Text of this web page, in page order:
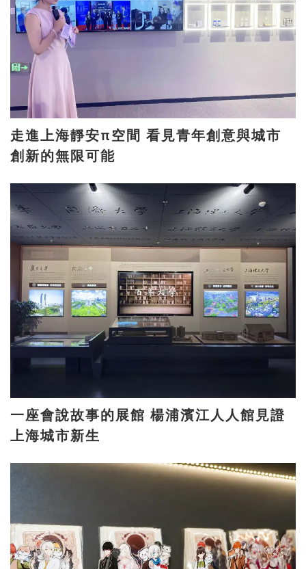
走進上海靜安π空間 看見青年創意與城市
創新的無限可能
一座會說故事的展館 楊浦濱江人人館見證
上海城市新生